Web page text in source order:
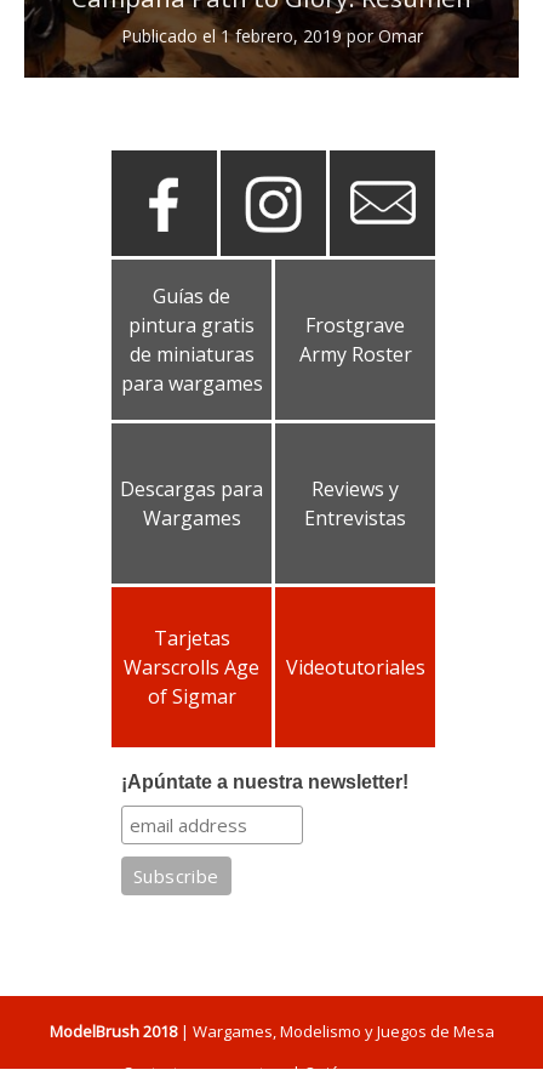
Publicado el1 febrero, 2019porOmar
Guías de
pintura gratis
de miniaturas
para wargames
Frostgrave
Army Roster
Descargas para
Wargames
Reviews y
Entrevistas
Tarjetas
Warscrolls Age
of Sigmar
Videotutoriales
¡Apúntate a nuestra newsletter!
ModelBrush 2018| Wargames, Modelismo y Juegos de Mesa
Contacta con nosotros|Quiénes somos